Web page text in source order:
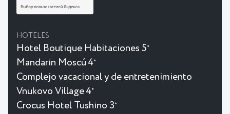
HOTELES
Hotel Boutique Habitaciones 5★
Mandarin Moscú 4★
Complejo vacacional y de entretenimiento
Vnukovo Village 4★
Crocus Hotel Tushino 3★